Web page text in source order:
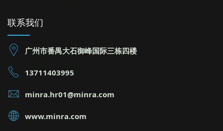
联系我们
广州市番禺大石御峰国际三栋四楼
13711403995
minra.hr01@minra.com
www.minra.com